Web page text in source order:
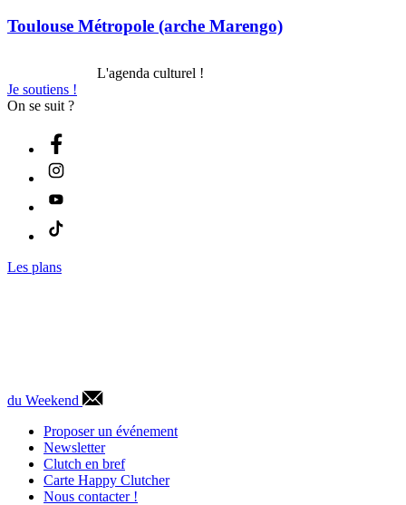
Toulouse Métropole (arche Marengo)
L'agenda culturel !
Je soutiens !
On se suit ?
Les plans
du Weekend
Proposer un événement
Newsletter
Clutch en bref
Carte Happy Clutcher
Nous contacter !